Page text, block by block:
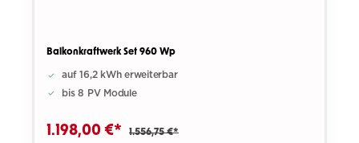
Balkonkraftwerk Set 960 Wp
auf 16,2 kWh erweiterbar
bis 8 PV Module
1.198,00 €* 1.556,75 €*